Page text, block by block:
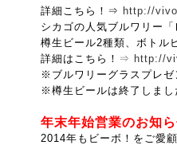
詳細こちら！⇒ http://
シカゴの人気ブルワリー
樽生ビール2種類、ボトル
詳細はこちら！ ⇒ http://
※ブルワリーグラスプレゼ
※樽生ビールは終了しまし
年末年始営業のお知
2014年もビーボ！をご愛